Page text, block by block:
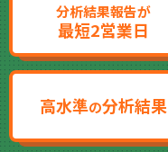
分析結果報告が
最短2営業日
高水準の分析結果